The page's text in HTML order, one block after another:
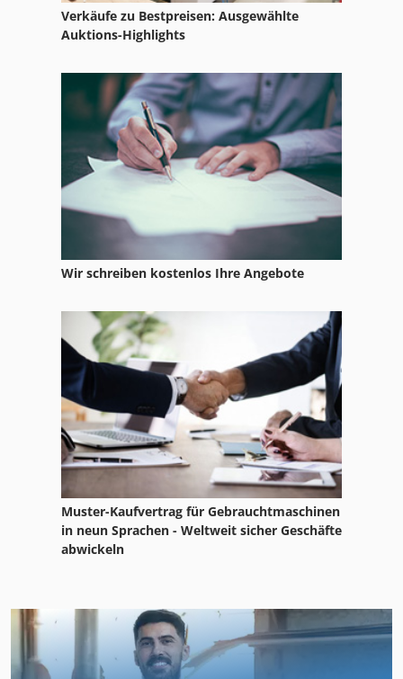
Verkäufe zu Bestpreisen: Ausgewählte
Auktions-Highlights
Wir schreiben kostenlos Ihre Angebote
Muster-Kaufvertrag für Gebrauchtmaschinen
in neun Sprachen - Weltweit sicher Geschäfte
abwickeln